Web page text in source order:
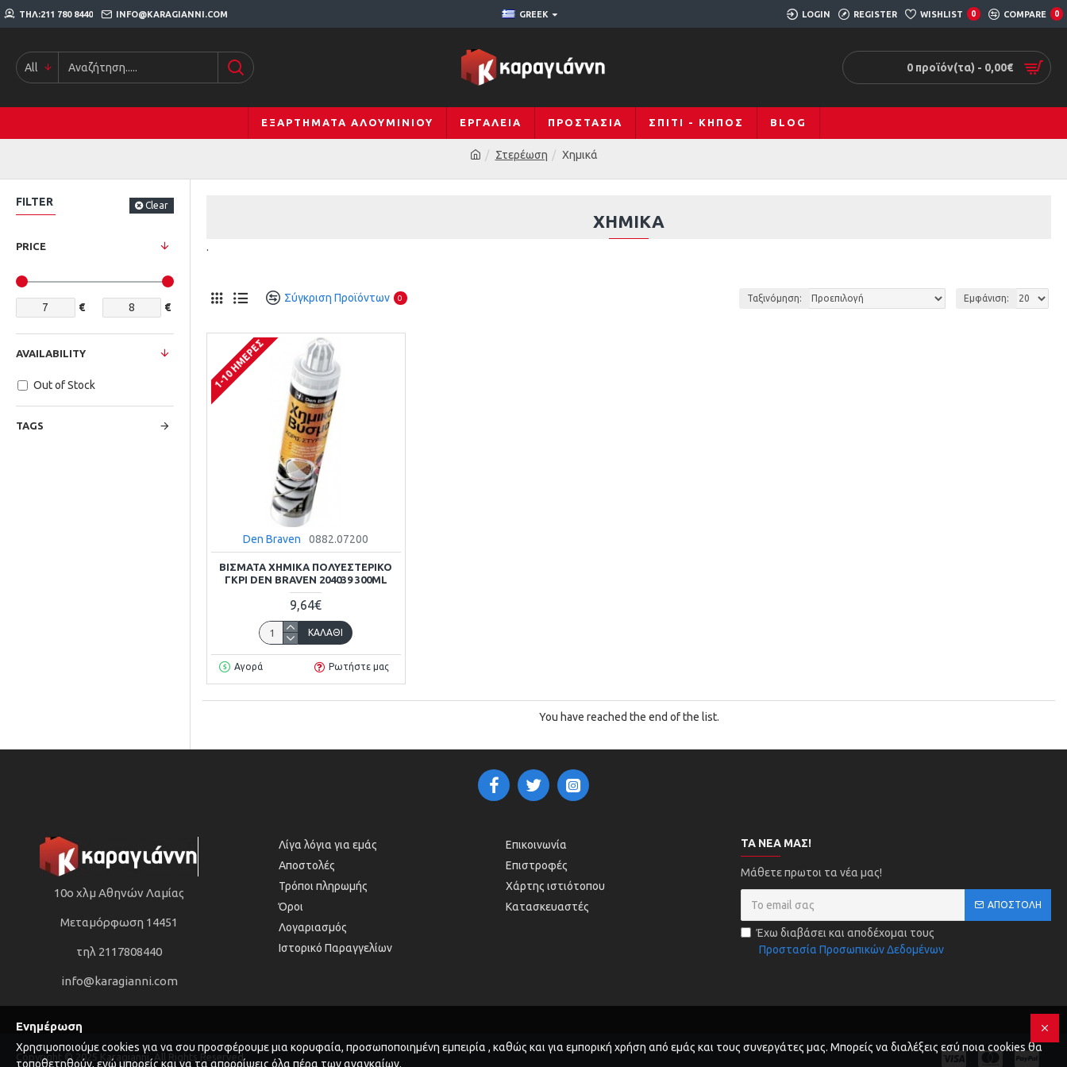
ΤΗΛ:211 780 8440 INFO@KARAGIANNI.COM GREEK LOGIN REGISTER WISHLIST 0 COMPARE 0
All 0 προϊόν(τα) - 0,00€
ΕΞΑΡΤΉΜΑΤΑ ΑΛΟΥΜΙΝΊΟΥ ΕΡΓΑΛΕΊΑ ΠΡΟΣΤΑΣΊΑ ΣΠΊΤΙ - ΚΉΠΟΣ BLOG
Στερέωση Χημικά
FILTER Clear
PRICE
€ €
TAGS
AVAILABILITY
Out of Stock
ΧΗΜΙΚΆ
.
Σύγκριση Προϊόντων 0 Ταξινόμηση: Εμφάνιση:
1-10 ΗΜΈΡΕΣ
Den Braven 0882.07200
ΒΙΣΜΑΤΑ ΧΗΜΙΚΑ ΠΟΛΥΕΣΤΕΡΙΚΌ
ΓΚΡΙ DEN BRAVEN 204039 300ML
9,64€
ΚΑΛΆΘΙ
Αγορά Ρωτήστε μας
You have reached the end of the list.
10ο χλμ Αθηνών Λαμίας
Μεταμόρφωση 14451
τηλ 2117808440
info@karagianni.com
Λίγα λόγια για εμάς
Αποστολές
Τρόποι πληρωμής
Όροι
Λογαριασμός
Ιστορικό Παραγγελίων
Επικοινωνία
Επιστροφές
Χάρτης ιστιότοπου
Κατασκευαστές
ΤΑ ΝΈΑ ΜΑΣ!
Μάθετε πρωτοι τα νέα μας!
ΑΠΟΣΤΟΛΉ
Έχω διαβάσει και αποδέχομαι τους
Προστασία Προσωπικών Δεδομένων
Copyright © 2025 Karagianni, All Rights Reserved
Ενημέρωση
Χρησιμοποιούμε cookies για να σου προσφέρουμε μια κορυφαία, προσωποποιημένη εμπειρία , καθώς και για εμπορική χρήση από εμάς και τους συνεργάτες μας. Μπορείς να διαλέξεις εσύ ποια cookies θα
τοποθετηθούν, ενώ μπορείς και να τα απορρίψεις όλα πέρα των αναγκαίων.